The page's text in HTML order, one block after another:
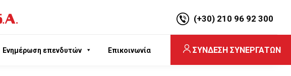
(+30) 210 96 92 300
Ενημέρωση επενδυτών Επικοινωνία ΣΥΝΔΕΣΗ ΣΥΝΕΡΓΑΤΩΝ